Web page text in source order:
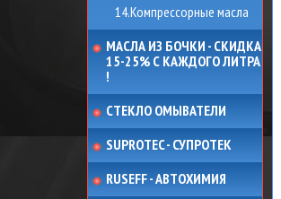
14.Компрессорные масла
МАСЛА ИЗ БОЧКИ - СКИДКА
15-25% С КАЖДОГО ЛИТРА
!
СТЕКЛО ОМЫВАТЕЛИ
SUPROTEC - СУПРОТЕК
RUSEFF - АВТОХИМИЯ